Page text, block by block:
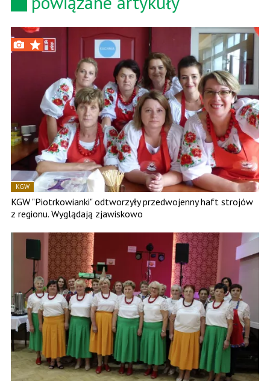
KGW
KGW "Piotrkowianki" odtworzyły przedwojenny haft strojów
z regionu. Wyglądają zjawiskowo